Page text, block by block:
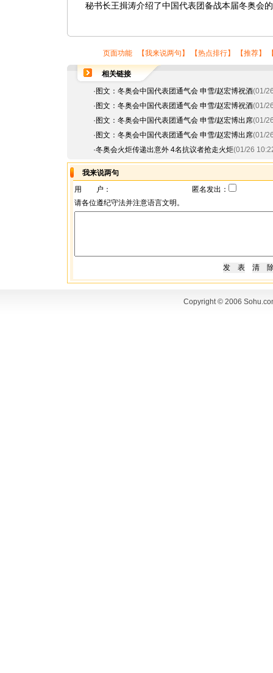
秘书长王揖涛介绍了中国代表团备战本届冬奥会
页面功能 【我来说两句 】 【热点排行】 【推荐】
相关链接
· 图文：冬奥会中国代表团通气会 申雪/赵宏博祝酒(01/
· 图文：冬奥会中国代表团通气会 申雪/赵宏博祝酒(01/
· 图文：冬奥会中国代表团通气会 申雪/赵宏博出席(01/
· 图文：冬奥会中国代表团通气会 申雪/赵宏博出席(01/
·冬奥会火炬传递出意外 4名抗议者抢走火炬(01/26
我来说两句
用 户：
匿名发出：
请各位遵纪守法并注意语言文明。
Copyright © 2006